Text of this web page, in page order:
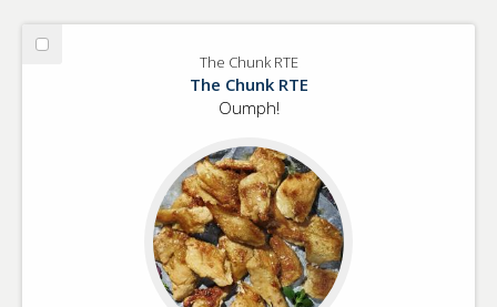
Välj
The Chunk RTE
The Chunk RTE
Oumph!